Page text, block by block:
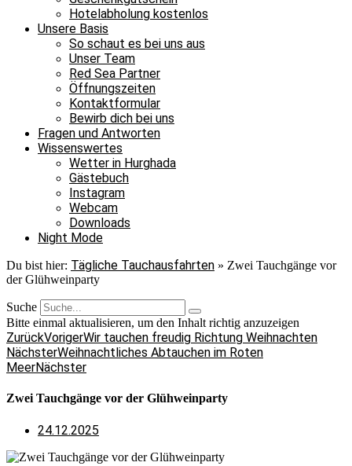
Hotelabholung kostenlos
Unsere Basis
So schaut es bei uns aus
Unser Team
Red Sea Partner
Öffnungszeiten
Kontaktformular
Bewirb dich bei uns
Fragen und Antworten
Wissenswertes
Wetter in Hurghada
Gästebuch
Instagram
Webcam
Downloads
Night Mode
Du bist hier: Tägliche Tauchausfahrten » Zwei Tauchgänge vor
der Glühweinparty
Suche
Bitte einmal aktualisieren, um den Inhalt richtig anzuzeigen
ZurückVorigerWir tauchen freudig Richtung Weihnachten
NächsterWeihnachtliches Abtauchen im Roten
MeerNächster
Zwei Tauchgänge vor der Glühweinparty
24.12.2025